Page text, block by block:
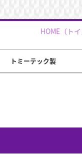
HOME （ト
トミーテック製